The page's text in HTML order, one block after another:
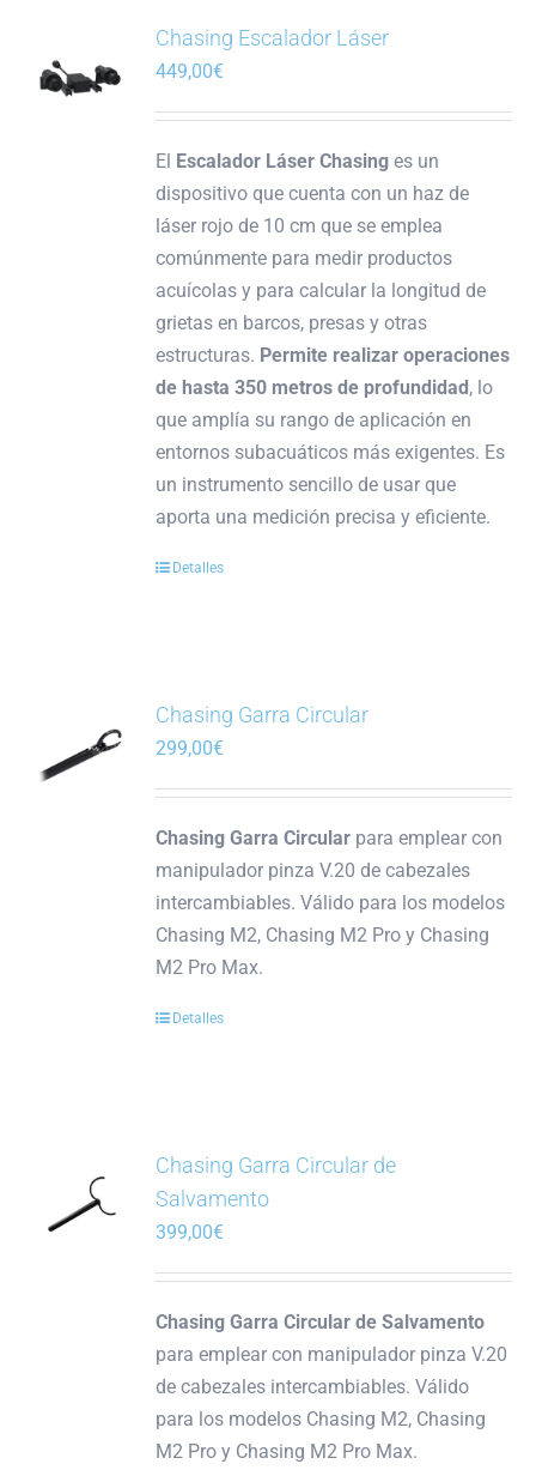
Chasing Escalador Láser
449,00€
El Escalador Láser Chasing es un
dispositivo que cuenta con un haz de
láser rojo de 10 cm que se emplea
comúnmente para medir productos
acuícolas y para calcular la longitud de
grietas en barcos, presas y otras
estructuras. Permite realizar operaciones
de hasta 350 metros de profundidad , lo
que amplía su rango de aplicación en
entornos subacuáticos más exigentes. Es
un instrumento sencillo de usar que
aporta una medición precisa y eficiente.
Detalles
Chasing Garra Circular
299,00€
Chasing Garra Circular para emplear con
manipulador pinza V.20 de cabezales
intercambiables. Válido para los modelos
Chasing M2, Chasing M2 Pro y Chasing
M2 Pro Max.
Detalles
Chasing Garra Circular de
Salvamento
399,00€
Chasing Garra Circular de Salvamento
para emplear con manipulador pinza V.20
de cabezales intercambiables. Válido
para los modelos Chasing M2, Chasing
M2 Pro y Chasing M2 Pro Max.